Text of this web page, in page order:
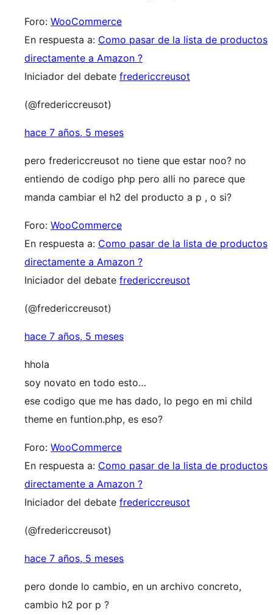
Foro: WooCommerce
En respuesta a: Como pasar de la lista de productos
directamente a Amazon ?
Iniciador del debate fredericcreusot
(@fredericcreusot)
hace 7 años, 5 meses
pero fredericcreusot no tiene que estar noo? no
entiendo de codigo php pero alli no parece que
manda cambiar el h2 del producto a p , o si?
Foro: WooCommerce
En respuesta a: Como pasar de la lista de productos
directamente a Amazon ?
Iniciador del debate fredericcreusot
(@fredericcreusot)
hace 7 años, 5 meses
hhola
soy novato en todo esto…
ese codigo que me has dado, lo pego en mi child
theme en funtion.php, es eso?
Foro: WooCommerce
En respuesta a: Como pasar de la lista de productos
directamente a Amazon ?
Iniciador del debate fredericcreusot
(@fredericcreusot)
hace 7 años, 5 meses
pero donde lo cambio, en un archivo concreto,
cambio h2 por p ?